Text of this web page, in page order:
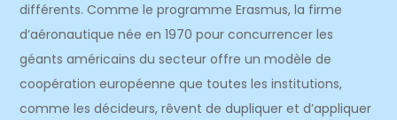
différents. Comme le programme Erasmus, la firme
d’aéronautique née en 1970 pour concurrencer les
géants américains du secteur offre un modèle de
coopération européenne que toutes les institutions,
comme les décideurs, rêvent de dupliquer et d’appliquer